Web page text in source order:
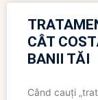
CÂT
BANII TĂI
Când cauți